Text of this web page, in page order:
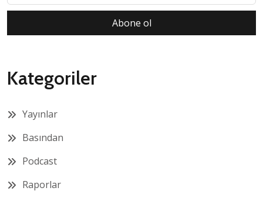
Abone ol
Kategoriler
Yayınlar
Basından
Podcast
Raporlar